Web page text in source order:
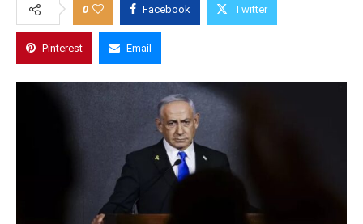
0 Facebook Twitter
Pinterest Email